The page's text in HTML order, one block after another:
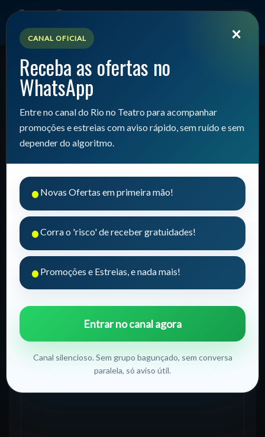
Teatro de Bolso Waldir Onofre
📍
📍 Localização e Contato
Rua Belchior da Fonseca
×
CANAL OFICIAL
Receba as ofertas no
WhatsApp
Entre no canal do Rio no Teatro para acompanhar
promoções e estreias com aviso rápido, sem ruído e sem
depender do algoritmo.
• Novas Ofertas em primeira mão!
•Corra o 'risco' de receber gratuidades!
• Promoções e Estreias, e nada mais!
Entrar no canal agora
Canal silencioso. Sem grupo bagunçado, sem conversa
paralela, só aviso útil.